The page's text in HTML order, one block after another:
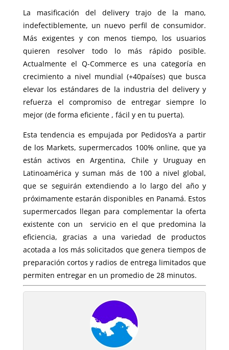
La masificación del delivery trajo de la mano,
indefectiblemente, un nuevo perfil de consumidor.
Más exigentes y con menos tiempo, los usuarios
quieren resolver todo lo más rápido posible.
Actualmente el Q-Commerce es una categoría en
crecimiento a nivel mundial (+40países) que busca
elevar los estándares de la industria del delivery y
refuerza el compromiso de entregar siempre lo
mejor (de forma eficiente , fácil y en tu puerta).
Esta tendencia es empujada por PedidosYa a partir
de los Markets, supermercados 100% online, que ya
están activos en Argentina, Chile y Uruguay en
Latinoamérica y suman más de 100 a nivel global,
que se seguirán extendiendo a lo largo del año y
próximamente estarán disponibles en Panamá. Estos
supermercados llegan para complementar la oferta
existente con un servicio en el que predomina la
eficiencia, gracias a una variedad de productos
acotada a los más solicitados que genera tiempos de
preparación cortos y radios de entrega limitados que
permiten entregar en un promedio de 28 minutos.